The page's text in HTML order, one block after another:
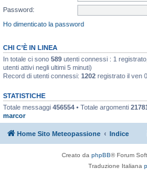
Password:
Ho dimenticato la password
CHI C’È IN LINEA
In totale ci sono 589 utenti connessi : 1
utenti attivi negli ultimi 5 minuti)
Record di utenti connessi: 1202 registrato il ven
STATISTICHE
Totale messaggi 456554 • Totale argomenti
marcor
Home Sito Meteopassione Indice
Creato da phpBB® Forum
Traduzione Italiana